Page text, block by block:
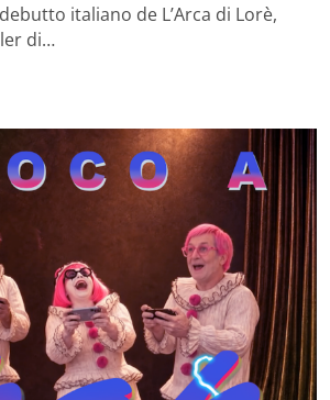
italiano de L’Arca di Lorè,
di…